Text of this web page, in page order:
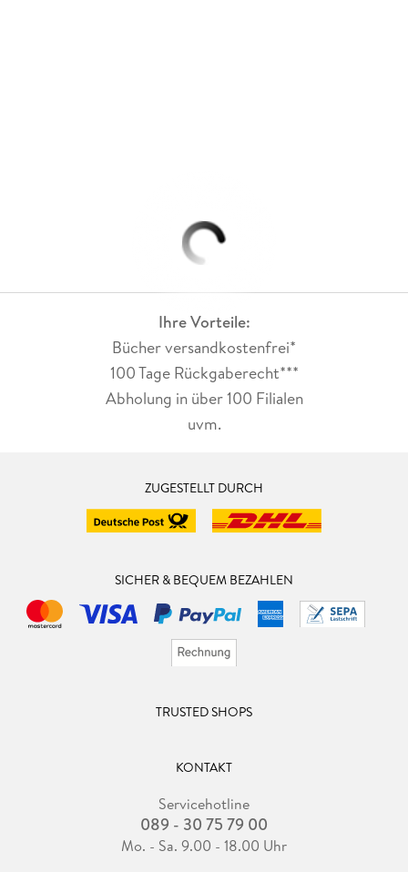
Ihre Vorteile:
Bücher versandkostenfrei*
100 Tage Rückgaberecht***
Abholung in über 100 Filialen
uvm.
ZUGESTELLT DURCH
SICHER & BEQUEM BEZAHLEN
TRUSTED SHOPS
KONTAKT
Servicehotline
089 - 30 75 79 00
Mo. - Sa. 9.00 - 18.00 Uhr